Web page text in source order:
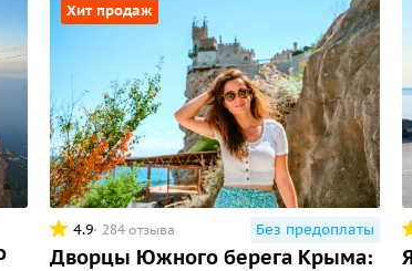
Хит продаж
4.9 284 отзыва Без предоплаты
Дворцы Южного берега Крыма: